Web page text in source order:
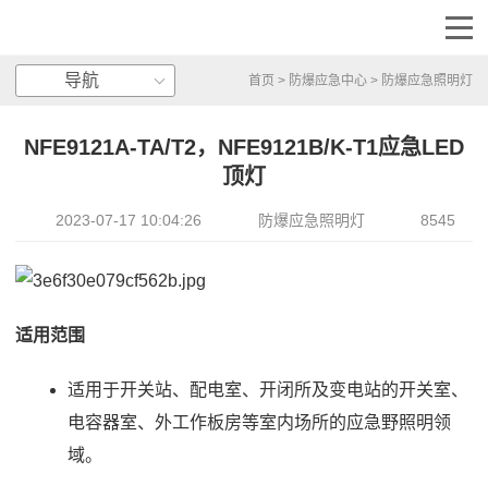
导航 首页 > 防爆应急中心 > 防爆应急照明灯
NFE9121A-TA/T2，NFE9121B/K-T1应急LED
顶灯
2023-07-17 10:04:26 防爆应急照明灯 8545
适用范围
适用于开关站、配电室、开闭所及变电站的开关室、
电容器室、外工作板房等室内场所的应急野照明领
域。